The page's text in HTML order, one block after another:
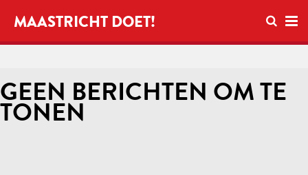
Open
MAASTRICHT DOET!
GEEN BERICHTEN OM TE
TONEN